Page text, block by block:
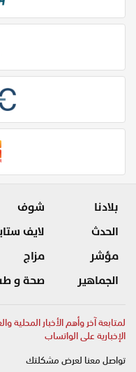
بلادنا
الحدث
مؤشر
الجماهير
شوف
لايف
مزاج
صحة و
لمتابعة آخر وأهم الأخبار المحلية
الإخبارية على الواتساب
تواصل معنا لعرض مشكلتك